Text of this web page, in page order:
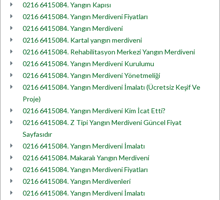
0216 6415084. Yangın Kapısı
0216 6415084. Yangın Merdiveni Fiyatları
0216 6415084. Yangın Merdiveni
0216 6415084. Kartal yangın merdiveni
0216 6415084. Rehabilitasyon Merkezi Yangın Merdiveni
0216 6415084. Yangın Merdiveni Kurulumu
0216 6415084. Yangın Merdiveni Yönetmeliği
0216 6415084. Yangın Merdiveni İmalatı (Ücretsiz Keşif Ve
Proje)
0216 6415084. Yangın Merdiveni Kim İcat Etti?
0216 6415084. Z Tipi Yangın Merdiveni Güncel Fiyat
Sayfasıdır
0216 6415084. Yangın Merdiveni İmalatı
0216 6415084. Makaralı Yangın Merdiveni
0216 6415084. Yangın Merdiveni Fiyatları
0216 6415084. Yangın Merdivenleri
0216 6415084. Yangın Merdiveni İmalatı